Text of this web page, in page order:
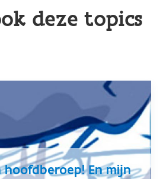
deze topics
En mijn